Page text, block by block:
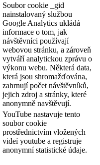
Soubor cookie _gid
nainstalovaný službou
Google Analytics ukládá
informace o tom, jak
návštěvníci používají
webovou stránku, a zároveň
vytváří analytickou zprávu o
výkonu webu. Některá data,
která jsou shromažďována,
zahrnují počet návštěvníků,
jejich zdroj a stránky, které
anonymně navštěvují.
YouTube nastavuje tento
soubor cookie
prostřednictvím vložených
videí youtube a registruje
anonymní statistické údaje.